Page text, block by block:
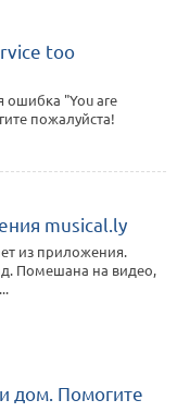
too
ошибка "You are
пожалуйста!
musical.ly
из приложения.
Помешана на видео,
дом. Помогите